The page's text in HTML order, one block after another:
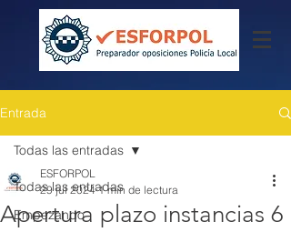
Entrada
Todas las entradas
Empezando
Todas las entradas
Apertura plazo instancias 6
ESFORPOL
29 jul 2024 1 min de lectura